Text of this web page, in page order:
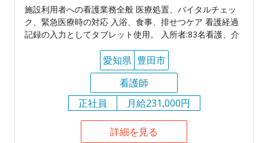
施設利用者への看護業務全般 医療処置、バイタルチェッ
ク、緊急医療時の対応 入浴、食事、排せつケア 看護経過
記録の入力としてタブレット使用。 入所者:83名看護、介
愛知県 豊田市
看護師
正社員
月給231,000円
詳細を見る